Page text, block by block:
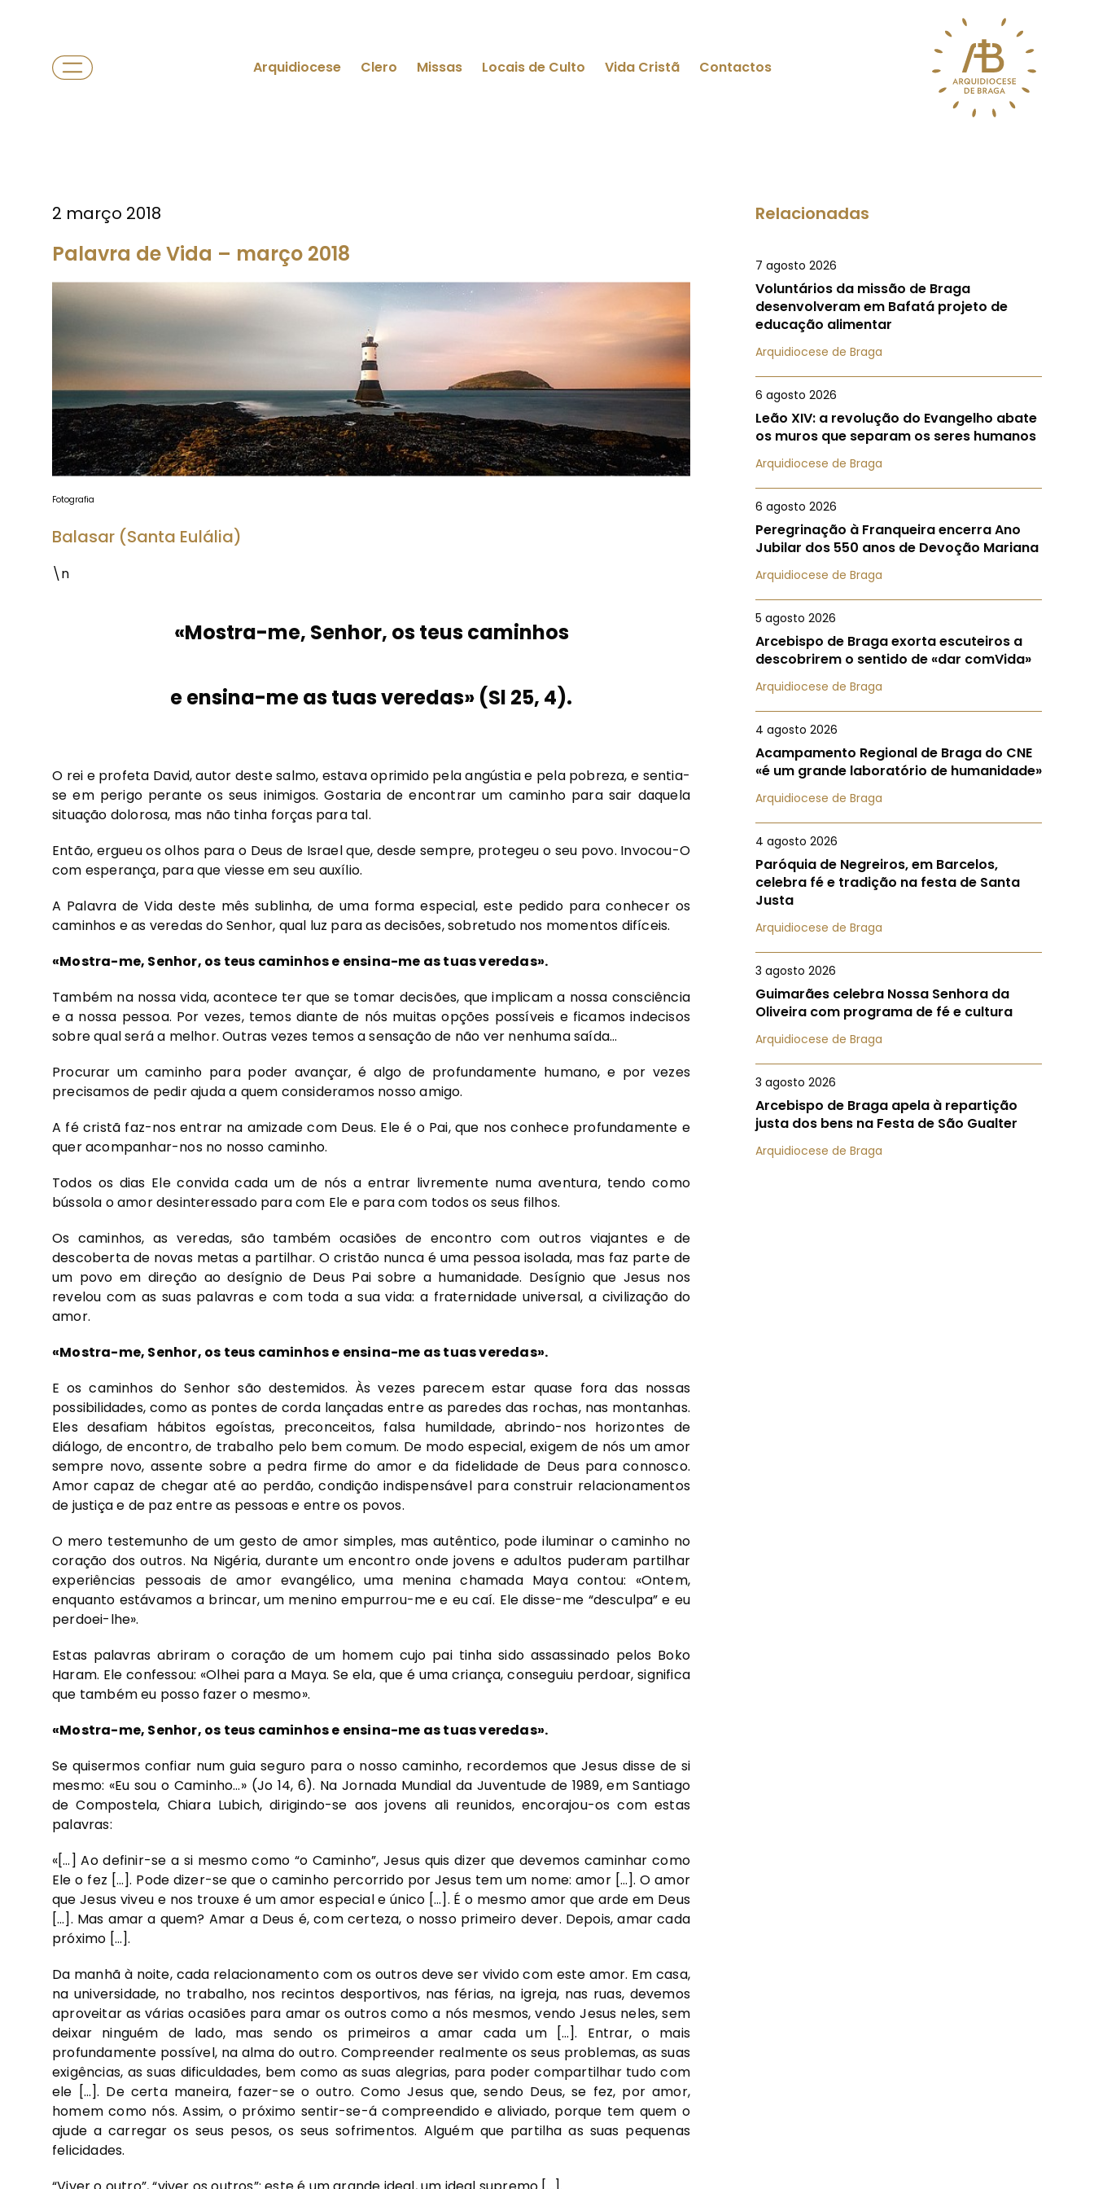
Arquidiocese Clero Missas Locais de Culto Vida Cristã Contactos
2 março 2018
Palavra de Vida – março 2018
Fotografia
Balasar (Santa Eulália)
\n
«Mostra-me, Senhor, os teus caminhos
e ensina-me as tuas veredas» (Sl 25, 4).
O rei e profeta David, autor deste salmo, estava oprimido pela angústia e pela pobreza, e sentia-
se em perigo perante os seus inimigos. Gostaria de encontrar um caminho para sair daquela
situação dolorosa, mas não tinha forças para tal.
Então, ergueu os olhos para o Deus de Israel que, desde sempre, protegeu o seu povo. Invocou-O
com esperança, para que viesse em seu auxílio.
A Palavra de Vida deste mês sublinha, de uma forma especial, este pedido para conhecer os
caminhos e as veredas do Senhor, qual luz para as decisões, sobretudo nos momentos difíceis.
«Mostra-me, Senhor, os teus caminhos e ensina-me as tuas veredas».
Também na nossa vida, acontece ter que se tomar decisões, que implicam a nossa consciência
e a nossa pessoa. Por vezes, temos diante de nós muitas opções possíveis e ficamos indecisos
sobre qual será a melhor. Outras vezes temos a sensação de não ver nenhuma saída…
Procurar um caminho para poder avançar, é algo de profundamente humano, e por vezes
precisamos de pedir ajuda a quem consideramos nosso amigo.
A fé cristã faz-nos entrar na amizade com Deus. Ele é o Pai, que nos conhece profundamente e
quer acompanhar-nos no nosso caminho.
Todos os dias Ele convida cada um de nós a entrar livremente numa aventura, tendo como
bússola o amor desinteressado para com Ele e para com todos os seus filhos.
Os caminhos, as veredas, são também ocasiões de encontro com outros viajantes e de
descoberta de novas metas a partilhar. O cristão nunca é uma pessoa isolada, mas faz parte de
um povo em direção ao desígnio de Deus Pai sobre a humanidade. Desígnio que Jesus nos
revelou com as suas palavras e com toda a sua vida: a fraternidade universal, a civilização do
amor.
«Mostra-me, Senhor, os teus caminhos e ensina-me as tuas veredas».
E os caminhos do Senhor são destemidos. Às vezes parecem estar quase fora das nossas
possibilidades, como as pontes de corda lançadas entre as paredes das rochas, nas montanhas.
Eles desafiam hábitos egoístas, preconceitos, falsa humildade, abrindo-nos horizontes de
diálogo, de encontro, de trabalho pelo bem comum. De modo especial, exigem de nós um amor
sempre novo, assente sobre a pedra firme do amor e da fidelidade de Deus para connosco.
Amor capaz de chegar até ao perdão, condição indispensável para construir relacionamentos
de justiça e de paz entre as pessoas e entre os povos.
O mero testemunho de um gesto de amor simples, mas autêntico, pode iluminar o caminho no
coração dos outros. Na Nigéria, durante um encontro onde jovens e adultos puderam partilhar
experiências pessoais de amor evangélico, uma menina chamada Maya contou: «Ontem,
enquanto estávamos a brincar, um menino empurrou-me e eu caí. Ele disse-me “desculpa” e eu
perdoei-lhe».
Estas palavras abriram o coração de um homem cujo pai tinha sido assassinado pelos Boko
Haram. Ele confessou: «Olhei para a Maya. Se ela, que é uma criança, conseguiu perdoar, significa
que também eu posso fazer o mesmo».
«Mostra-me, Senhor, os teus caminhos e ensina-me as tuas veredas».
Se quisermos confiar num guia seguro para o nosso caminho, recordemos que Jesus disse de si
mesmo: «Eu sou o Caminho…» (Jo 14, 6). Na Jornada Mundial da Juventude de 1989, em Santiago
de Compostela, Chiara Lubich, dirigindo-se aos jovens ali reunidos, encorajou-os com estas
palavras:
«[…] Ao definir-se a si mesmo como “o Caminho”, Jesus quis dizer que devemos caminhar como
Ele o fez […]. Pode dizer-se que o caminho percorrido por Jesus tem um nome: amor […]. O amor
que Jesus viveu e nos trouxe é um amor especial e único […]. É o mesmo amor que arde em Deus
[…]. Mas amar a quem? Amar a Deus é, com certeza, o nosso primeiro dever. Depois, amar cada
próximo […].
Da manhã à noite, cada relacionamento com os outros deve ser vivido com este amor. Em casa,
na universidade, no trabalho, nos recintos desportivos, nas férias, na igreja, nas ruas, devemos
aproveitar as várias ocasiões para amar os outros como a nós mesmos, vendo Jesus neles, sem
deixar ninguém de lado, mas sendo os primeiros a amar cada um […]. Entrar, o mais
profundamente possível, na alma do outro. Compreender realmente os seus problemas, as suas
exigências, as suas dificuldades, bem como as suas alegrias, para poder compartilhar tudo com
ele […]. De certa maneira, fazer-se o outro. Como Jesus que, sendo Deus, se fez, por amor,
homem como nós. Assim, o próximo sentir-se-á compreendido e aliviado, porque tem quem o
ajude a carregar os seus pesos, os seus sofrimentos. Alguém que partilha as suas pequenas
felicidades.
Relacionadas
7 agosto 2026
Voluntários da missão de Braga
desenvolveram em Bafatá projeto de
educação alimentar
Arquidiocese de Braga
6 agosto 2026
Leão XIV: a revolução do Evangelho abate
os muros que separam os seres humanos
Arquidiocese de Braga
6 agosto 2026
Peregrinação à Franqueira encerra Ano
Jubilar dos 550 anos de Devoção Mariana
Arquidiocese de Braga
5 agosto 2026
Arcebispo de Braga exorta escuteiros a
descobrirem o sentido de «dar comVida»
Arquidiocese de Braga
4 agosto 2026
Acampamento Regional de Braga do CNE
«é um grande laboratório de humanidade»
Arquidiocese de Braga
4 agosto 2026
Paróquia de Negreiros, em Barcelos,
celebra fé e tradição na festa de Santa
Justa
Arquidiocese de Braga
3 agosto 2026
Guimarães celebra Nossa Senhora da
Oliveira com programa de fé e cultura
Arquidiocese de Braga
3 agosto 2026
Arcebispo de Braga apela à repartição
justa dos bens na Festa de São Gualter
Arquidiocese de Braga